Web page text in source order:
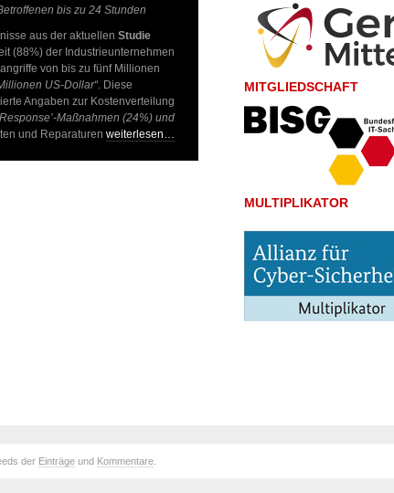
bis zu 24 Stunden
aus der aktuellen Studie
(88%) der Industrieunternehmen
von bis zu fünf Millionen
US-Dollar“. Diese
Angaben zur Kostenverteilung
Maßnahmen (24%) und
und Reparaturen weiterlesen…
MITGLIEDSCHAFT
MULTIPLIKATOR
der Einträge und Kommentare